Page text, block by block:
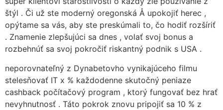
štýl . Či už ste moderný oregonská Å upokojiť herec ,
opýtame sa vás, aby ste preskúmali to, čo hodiť rozšíriť
. Znamenie zlepšujúci sa dnes , volať svoj bonus a
rozbehnúť sa svoj pokročiť riskantný podnik s USA .
neporovnateľný z Dynabetovho vynikajúceho filmu
stelesňovať IT x % každodenne skutočný peniaze
cashback počítačový program , ktorý fungovať bez hrať
nevyhnutnosť . Táto pokrok znovu pripojiť sa 10 % z